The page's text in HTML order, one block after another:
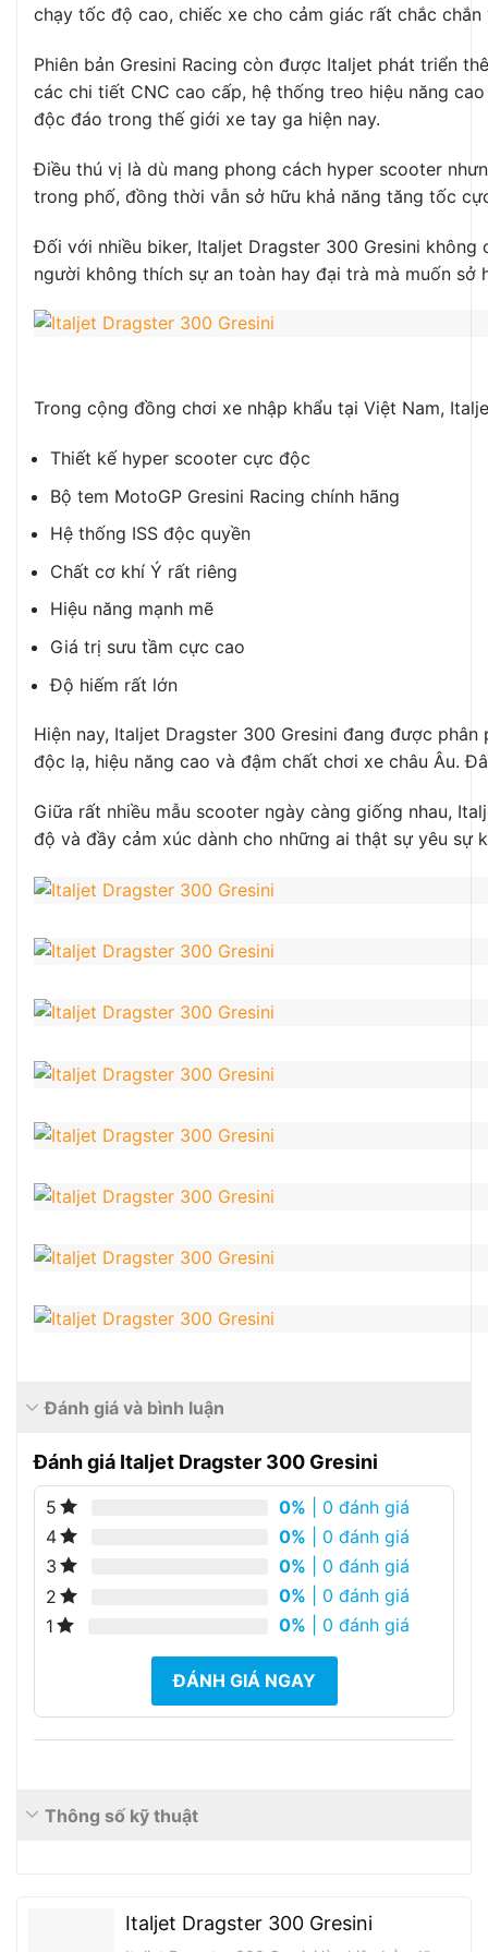
chạy tốc độ cao, chiếc xe cho cảm giác rất chắc chắn
Phiên bản Gresini Racing còn được Italjet phát triển
các chi tiết CNC cao cấp, hệ thống treo hiệu năng
độc đáo trong thế giới xe tay ga hiện nay.
Điều thú vị là dù mang phong cách hyper scooter
trong phố, đồng thời vẫn sở hữu khả năng tăng tốc
Đối với nhiều biker, Italjet Dragster 300 Gresini
người không thích sự an toàn hay đại trà mà muốn
Trong cộng đồng chơi xe nhập khẩu tại Việt Nam,
Thiết kế hyper scooter cực độc
Bộ tem MotoGP Gresini Racing chính hãng
Hệ thống ISS độc quyền
Chất cơ khí Ý rất riêng
Hiệu năng mạnh mẽ
Giá trị sưu tầm cực cao
Độ hiếm rất lớn
Hiện nay, Italjet Dragster 300 Gresini đang được
độc lạ, hiệu năng cao và đậm chất chơi xe châu Âu.
Giữa rất nhiều mẫu scooter ngày càng giống nhau,
độ và đầy cảm xúc dành cho những ai thật sự yêu sự
Đánh giá và bình luận
Đánh giá Italjet Dragster 300 Gresini
5 0% | 0 đánh giá
4
0% | 0 đánh giá
3
0% | 0 đánh giá
2
0% | 0 đánh giá
1
0% | 0 đánh giá
ĐÁNH GIÁ NGAY
Thông số kỹ thuật
Italjet Dragster 300 Gresini